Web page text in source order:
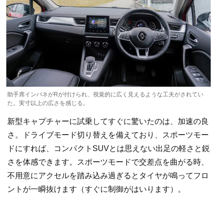
助手席インパネがRが付けられ、視覚的に広く見えるような工夫がされてい
た。実寸以上の広さを感じる。
新型キャプチャーに試乗してすぐに驚いたのは、加速の良
さ。ドライブモード切り替えを備えており、スポーツモー
ドにすれば、コンパクトSUVとは思えない出足の軽さと鋭
さを体感できます。スポーツモードで交差点を曲がる時、
不用意にアクセルを踏み込み過ぎるとタイヤが鳴ってフロ
ントが一瞬抜けます（すぐに制御がはいります）。